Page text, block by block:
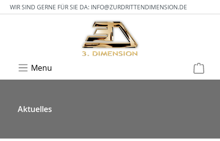
WIR SIND GERNE FÜR SIE DA: INFO@ZURDRITTENDIMENSION.DE
Menu
Aktuelles